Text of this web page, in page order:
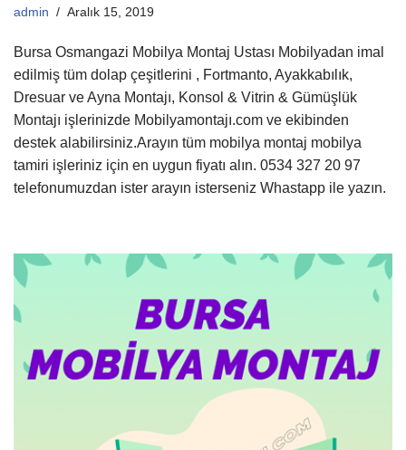
admin Aralık 15, 2019
Bursa Osmangazi Mobilya Montaj Ustası Mobilyadan imal
edilmiş tüm dolap çeşitlerini , Fortmanto, Ayakkabılık,
Dresuar ve Ayna Montajı, Konsol & Vitrin & Gümüşlük
Montajı işlerinizde Mobilyamontajı.com ve ekibinden
destek alabilirsiniz.Arayın tüm mobilya montaj mobilya
tamiri işleriniz için en uygun fiyatı alın. 0534 327 20 97
telefonumuzdan ister arayın isterseniz Whastapp ile yazın.